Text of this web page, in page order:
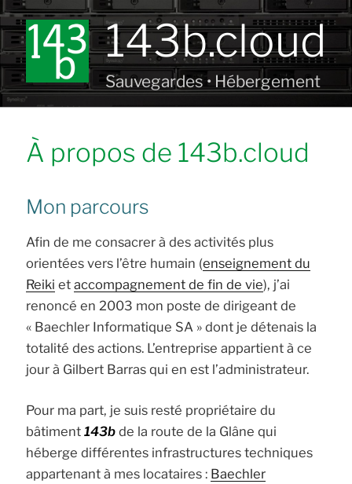
Aller
au
contenu
principal
143b.cloud
Sauvegardes • Hébergement
À propos de 143b.cloud
Mon parcours
Afin de me consacrer à des activités plus
orientées vers l’être humain (enseignement du
Reiki et accompagnement de fin de vie), j’ai
renoncé en 2003 mon poste de dirigeant de
« Baechler Informatique SA » dont je détenais la
totalité des actions. L’entreprise appartient à ce
jour à Gilbert Barras qui en est l’administrateur.
Pour ma part, je suis resté propriétaire du
bâtiment 143b de la route de la Glâne qui
héberge différentes infrastructures techniques
appartenant à mes locataires : Baechler